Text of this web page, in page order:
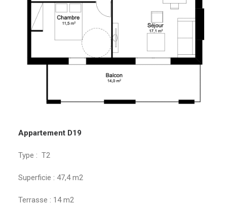
Appartement D19
Type : T2
Superficie : 47,4 m2
Terrasse : 14 m2